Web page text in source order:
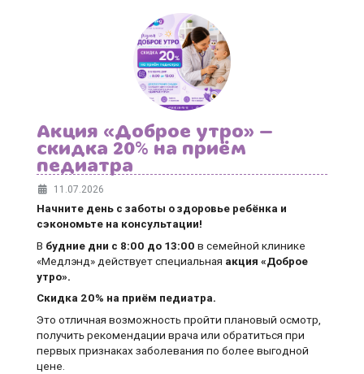
Акция «Доброе утро» —
скидка 20% на приём
педиатра
11.07.2026
Начните день с заботы о здоровье ребёнка и
сэкономьте на консультации!
В будние дни с 8:00 до 13:00 в семейной клинике
«Медлэнд» действует специальная акция «Доброе
утро».
Скидка 20% на приём педиатра.
Это отличная возможность пройти плановый осмотр,
получить рекомендации врача или обратиться при
первых признаках заболевания по более выгодной
цене.